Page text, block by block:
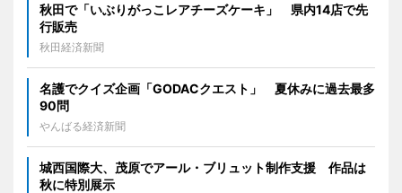
秋田で「いぶりがっこレアチーズケーキ」 県内14店で先
行販売
秋田経済新聞
名護でクイズ企画「GODACクエスト」 夏休みに過去最多
90問
やんばる経済新聞
城西国際大、茂原でアール・ブリュット制作支援 作品は
秋に特別展示